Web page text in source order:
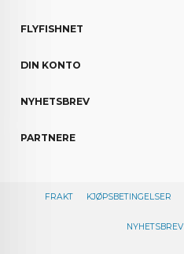
FLYFISHNET
DIN KONTO
NYHETSBREV
PARTNERE
FRAKT KJØPSBETINGELSER
NYHETSBREV